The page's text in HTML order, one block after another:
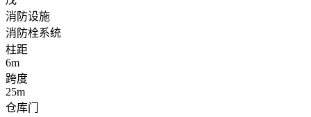
消防设施
消防栓系统
柱距
6m
跨度
25m
仓库门